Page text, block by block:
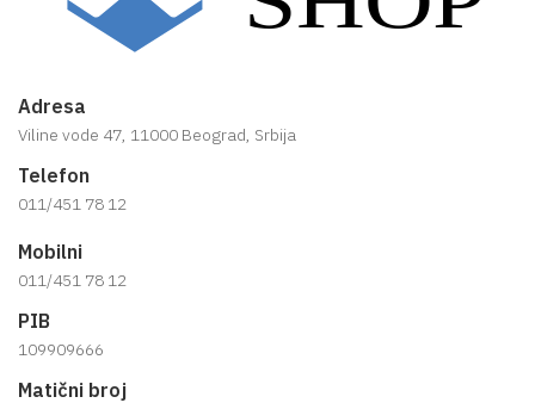
Adresa
Viline vode 47, 11000 Beograd, Srbija
Telefon
011/451 78 12
Mobilni
011/451 78 12
PIB
109909666
Matični broj